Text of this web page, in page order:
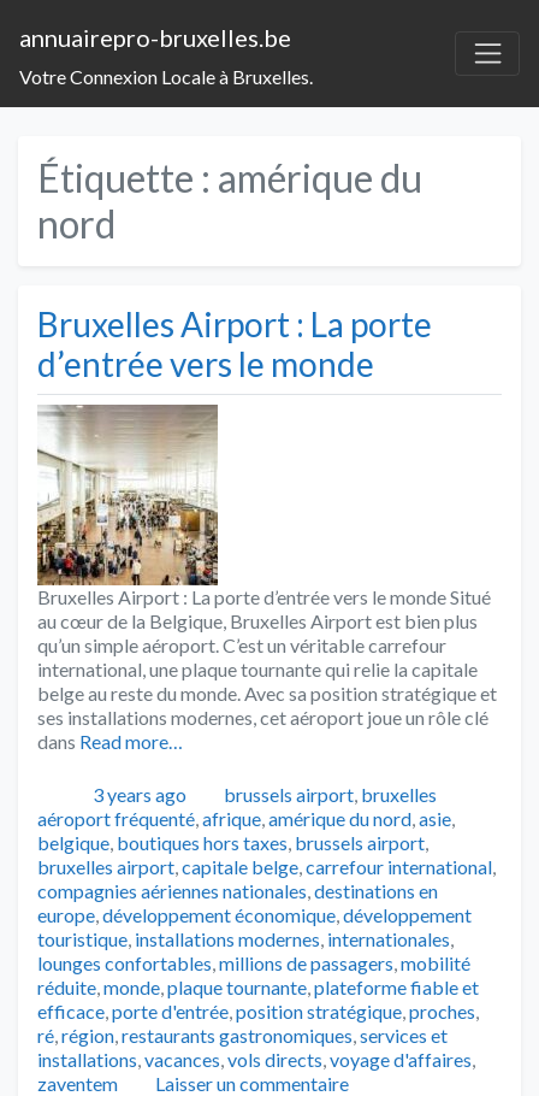
annuairepro-bruxelles.be
Votre Connexion Locale à Bruxelles.
Étiquette : amérique du
nord
Bruxelles Airport : La porte
d’entrée vers le monde
Bruxelles Airport : La porte d’entrée vers le monde Situé
au cœur de la Belgique, Bruxelles Airport est bien plus
qu’un simple aéroport. C’est un véritable carrefour
international, une plaque tournante qui relie la capitale
belge au reste du monde. Avec sa position stratégique et
ses installations modernes, cet aéroport joue un rôle clé
dans Read more…
Publié3 years ago Catégories
brussels airport, bruxelles
aéroport fréquenté,afrique,amérique du nord,asie,
belgique, boutiques hors taxes, brussels airport,
bruxelles airport,capitale belge,carrefour international,
compagnies aériennes nationales,destinations en
europe,développement économique,développement
touristique, installations modernes, internationales,
lounges confortables,millions de passagers,mobilité
réduite,monde,plaque tournante,plateforme fiable et
efficace,porte d'entrée,position stratégique,proches,
ré,région,restaurants gastronomiques,services et
installations,vacances,vols directs,voyage d'affaires,
zaventem
Laisser un commentaire